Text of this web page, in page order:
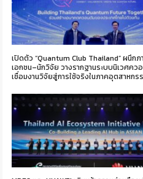
เปิดตัว “Quantum Club Thailand” ผนึก
เอกชน–นักวิจัย วางรากฐานระบบนิเวศคว
เชื่อมงานวิจัยสู่การใช้จริงในภาคอุตสาหกร